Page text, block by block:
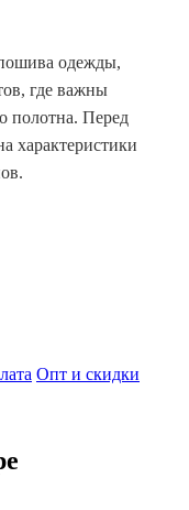
одежды,
где важны
полотна. Перед
характеристики
Опт и скидки